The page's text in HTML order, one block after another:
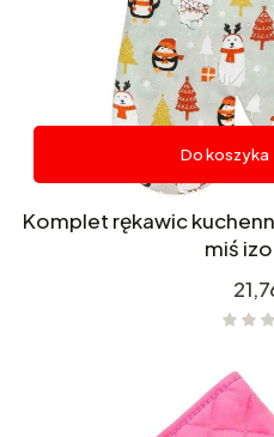
Do koszyka
Komplet rękawic
miś